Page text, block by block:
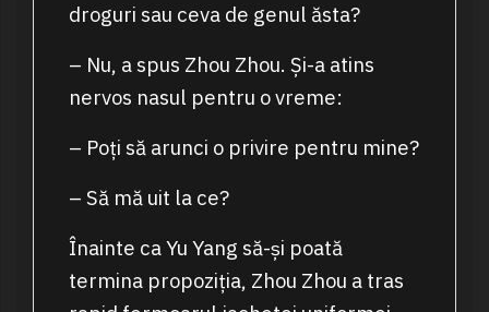
droguri sau ceva de genul ăsta?
– Nu, a spus Zhou Zhou. Și-a atins
nervos nasul pentru o vreme:
– Poți să arunci o privire pentru mine?
– Să mă uit la ce?
Înainte ca Yu Yang să-și poată
termina propoziția, Zhou Zhou a tras